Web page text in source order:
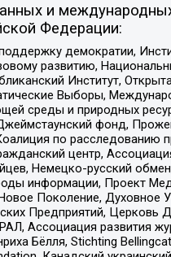
и
Федерации:
демократии,
развитию,
Институт,
Выборы,
среды и природных
фонд,
по расследованию
центр,
Немецко-русский
информации, Проект
Поколение,
Предприятий,
Ассоциация развития
Бёлля, Stichting